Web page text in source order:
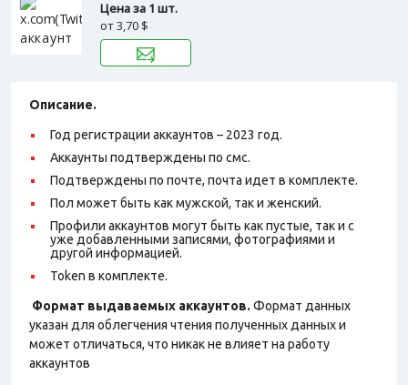
Цена за 1 шт.
от3,70 $
Описание.
Год регистрации аккаунтов – 2023 год.
Аккаунты подтверждены по смс.
Подтверждены по почте, почта идет в комплекте.
Пол может быть как мужской, так и женский.
Профили аккаунтов могут быть как пустые, так и с
уже добавленными записями, фотографиями и
другой информацией.
Token в комплекте.
Формат выдаваемых аккаунтов. Формат данных
указан для облегчения чтения полученных данных и
может отличаться, что никак не влияет на работу
аккаунтов